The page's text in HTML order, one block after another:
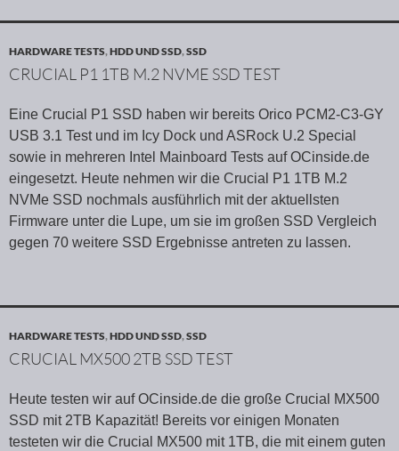
HARDWARE TESTS,HDD UND SSD,SSD
CRUCIAL P1 1TB M.2 NVME SSD TEST
Eine Crucial P1 SSD haben wir bereits Orico PCM2-C3-GY
USB 3.1 Test und im Icy Dock und ASRock U.2 Special
sowie in mehreren Intel Mainboard Tests auf OCinside.de
eingesetzt. Heute nehmen wir die Crucial P1 1TB M.2
NVMe SSD nochmals ausführlich mit der aktuellsten
Firmware unter die Lupe, um sie im großen SSD Vergleich
gegen 70 weitere SSD Ergebnisse antreten zu lassen.
HARDWARE TESTS,HDD UND SSD,SSD
CRUCIAL MX500 2TB SSD TEST
Heute testen wir auf OCinside.de die große Crucial MX500
SSD mit 2TB Kapazität! Bereits vor einigen Monaten
testeten wir die Crucial MX500 mit 1TB, die mit einem guten